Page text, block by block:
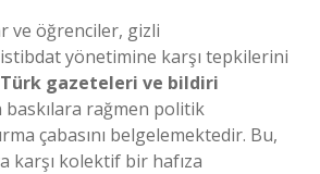
ve öğrenciler, gizli
yönetimine karşı tepkilerini
Türk gazeteleri ve bildiri
baskılara rağmen politik
çabasını belgelemektedir. Bu,
karşı kolektif bir hafıza